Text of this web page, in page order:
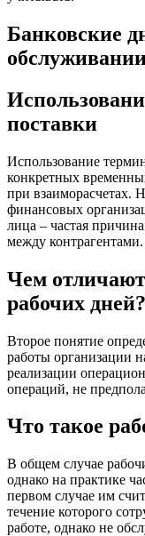
Банковские
поставки
Использование
конкретных
при взаиморасчетах.
финансовых
лица – частая
между контрагентами.
Чем
рабочих дней?
Второе понятие
работы организации
реализации
операций, не
Что такое
В общем случае
однако на практике
первом случае им
течение которого
работе, однако не